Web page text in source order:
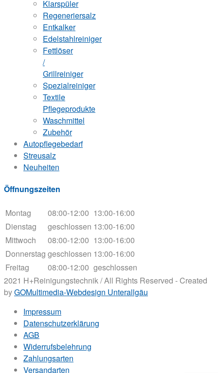
Klarspüler
Regeneriersalz
Entkalker
Edelstahlreiniger
Fettlöser
/
Grillreiniger
Spezialreiniger
Textile
Pflegeprodukte
Waschmittel
Zubehör
Autopflegebedarf
Streusalz
Neuheiten
Öffnungszeiten
Montag 08:00-12:00 13:00-16:00
Dienstag
geschlossen 13:00-16:00
Mittwoch
08:00-12:00 13:00-16:00
Donnerstag geschlossen 13:00-16:00
Freitag
08:00-12:00 geschlossen
2021 H+Reinigungstechnik / All Rights Reserved - Created
byGOMultimedia-Webdesign Unterallgäu
Impressum
Datenschutzerklärung
AGB
Widerrufsbelehrung
Zahlungsarten
Versandarten